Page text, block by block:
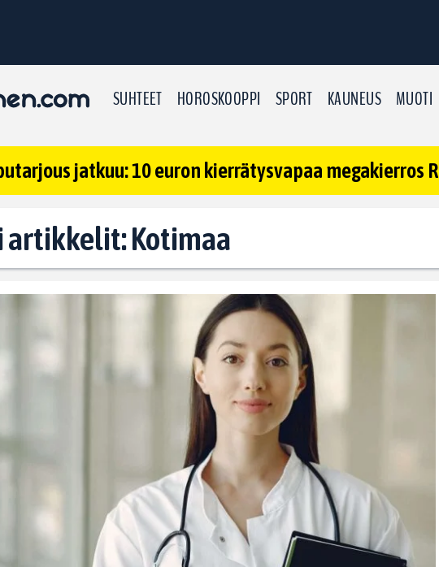
SUHTEET HOROSKOOPPI SPORT KAUNEUS MUOTI
jatkuu: 10 euron kierrätysvapaa megakierros
artikkelit: Kotimaa